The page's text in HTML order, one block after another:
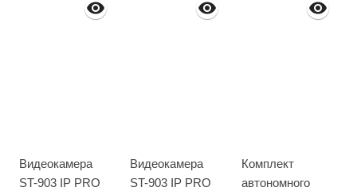
Видеокамера
ST-903 IP PRO
Видеокамера
ST-903 IP PRO
Комплект
автономного